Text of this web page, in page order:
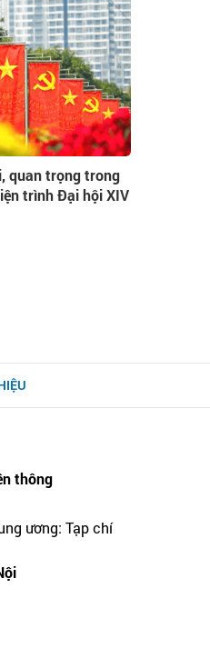
quan trọng trong
trình Đại hội XIV
thông
ương: Tạp chí